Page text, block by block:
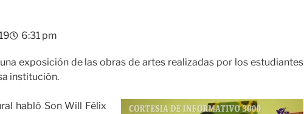
6:31 pm
exposición de las obras de artes realizadas por los estudiantes
institución.
habló Son Will Félix